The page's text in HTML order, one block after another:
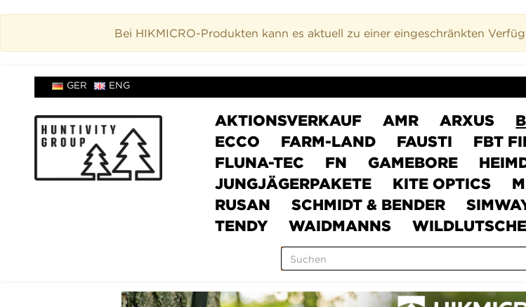
Bei HIKMICRO-Produkten kann es aktuell zu einer eingeschränkten
GER ENG
AKTIONSVERKAUF AMR ARXUS
ECCO
FARM-LAND FAUSTI FBT
FLUNA-TEC
FN GAMEBORE
JUNGJÄGERPAKETE
KITE OPTICS
RUSAN
SCHMIDT & BENDER
TENDY
WAIDMANNS